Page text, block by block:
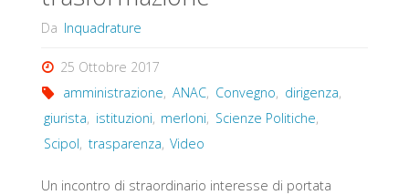
Da Inquadrature
25 Ottobre 2017
amministrazione, ANAC, Convegno, dirigenza,
giurista, istituzioni, merloni, Scienze Politiche,
Scipol, trasparenza, Video
Un incontro di straordinario interesse di portata